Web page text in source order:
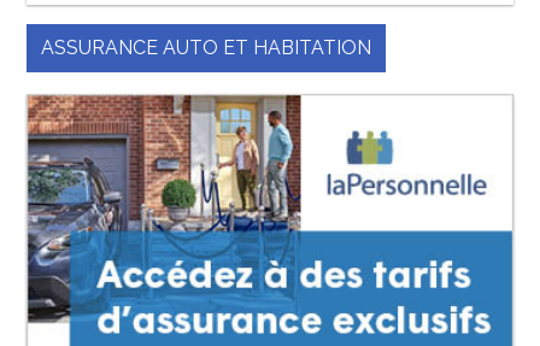
ASSURANCE AUTO ET HABITATION